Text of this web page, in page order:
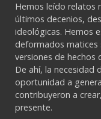
Hemos leído relatos
últimos decenios,
ideológicas. Hemos
deformados matices
versiones de
De ahí, la necesidad
oportunidad a
contribuyeron a
presente.